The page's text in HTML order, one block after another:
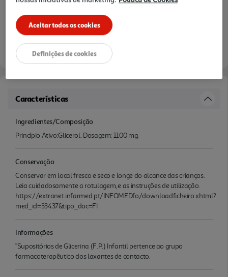
Características
Ingredientes/Composição
Princípio Ativo:Glicerol. Dosagem: 1100 mg.
Conservação
Conservar em local fresco e seco e longe do alcance das crianças.
Leia cuidadosamente a rotulagem, e as instruções de utilização.
https://extranet.infarmed.pt/INFOMEDfo/downloadficheiro.xhtml?
med_id=33437&tipo_doc=FI
Informações
"Supositórios de Glicerina (F.P.) Infantil pertence ao grupo
farmacoterapêutico dos laxantes de contacto.
Aceitar todos os cookies
Definições de cookies